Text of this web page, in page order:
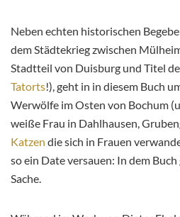
Neben echten historischen
dem Städtekrieg zwischen
Stadtteil von Duisburg und Titel
Tatorts!), geht in in diesem Buch
Werwölfe im Osten von Bochum
weiße Frau in Dahlhausen,
Katzen die sich in Frauen
so ein Date versauen: In dem
Sache.